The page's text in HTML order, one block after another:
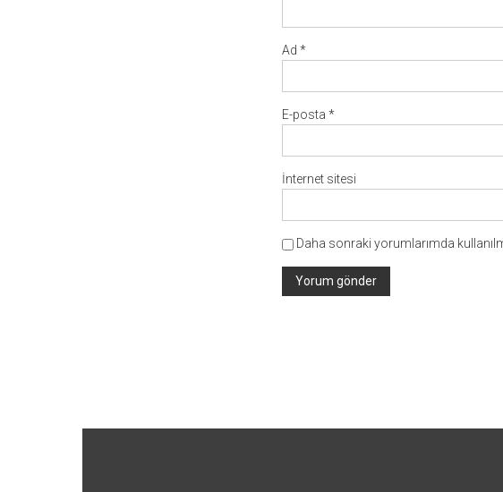
Ad *
E-posta *
İnternet sitesi
Daha sonraki yorumlarımda